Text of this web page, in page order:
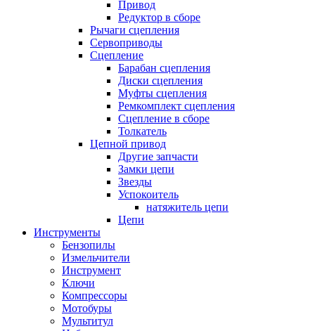
Привод
Редуктор в сборе
Рычаги сцепления
Сервоприводы
Сцепление
Барабан сцепления
Диски сцепления
Муфты сцепления
Ремкомплект сцепления
Сцепление в сборе
Толкатель
Цепной привод
Другие запчасти
Замки цепи
Звезды
Успокоитель
натяжитель цепи
Цепи
Инструменты
Бензопилы
Измельчители
Инструмент
Ключи
Компрессоры
Мотобуры
Мультитул